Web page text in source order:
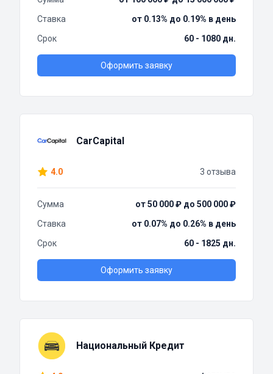
Ставка
от 0.13% до 0.19% в день
Срок
60 - 1080 дн.
Оформить заявку
CarCapital
4.0 3 отзыва
Сумма
от 50 000 ₽ до 500 000 ₽
Ставка
от 0.07% до 0.26% в день
Срок
60 - 1825 дн.
Оформить заявку
Национальный Кредит